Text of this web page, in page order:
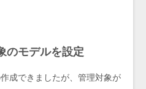
のモデルを設定
成できましたが、管理対象が